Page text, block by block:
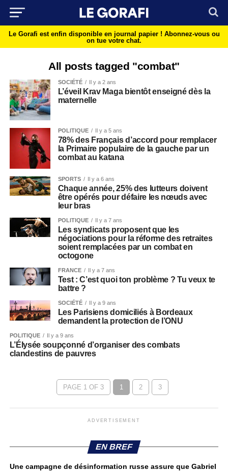
Le Gorafi est enfin disponible en journal papier ! Abonnez-vous ou
on tue votre chat.
All posts tagged "combat"
SOCIÉTÉ Il y a 2 ans
L’éveil Krav Maga bientôt enseigné dès la
maternelle
POLITIQUE Il y a 5 ans
78% des Français d’accord pour remplacer
la Primaire populaire de la gauche par un
combat au katana
SPORTS Il y a 6 ans
Chaque année, 25% des lutteurs doivent
être opérés pour défaire les nœuds avec
leur bras
POLITIQUE Il y a 7 ans
Les syndicats proposent que les
négociations pour la réforme des retraites
soient remplacées par un combat en
octogone
FRANCE Il y a 7 ans
Test : C’est quoi ton problème ? Tu veux te
battre ?
SOCIÉTÉ Il y a 9 ans
Les Parisiens domiciliés à Bordeaux
demandent la protection de l’ONU
POLITIQUE Il y a 9 ans
L’Élysée soupçonné d’organiser des combats
clandestins de pauvres
PAGE 1 OF 3 1 2 3
ADVERTISEMENT
EN BREF
Une campagne de désinformation russe assure que Gabriel